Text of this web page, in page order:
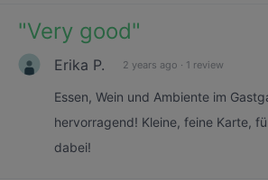
"Very good"
Erika P. 2 years ago · 1 review
Essen, Wein und Ambiente im
hervorragend! Kleine, feine Karte,
dabei!